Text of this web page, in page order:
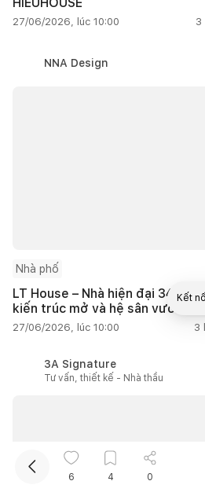
27/06/2026, lúc 10:00 3
NNA Design
Nhà phố
LT House – Nhà hiện đại
kiến trúc mở và hệ sân vườn
27/06/2026, lúc 10:00 3
3A Signature
Tư vấn, thiết kế - Nhà thầu
6 4 0
Kết